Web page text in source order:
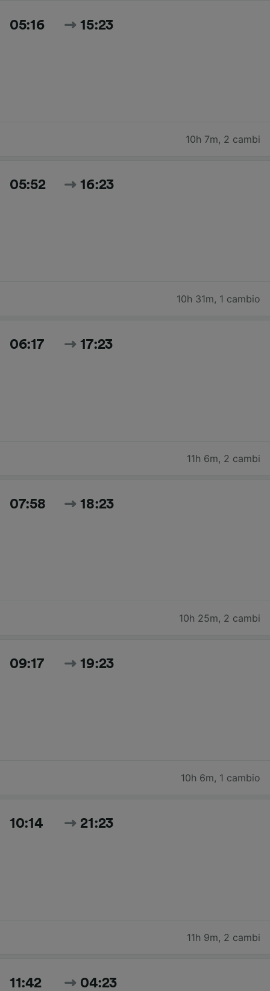
05:16 15:23
10h 7m, 2 cambi
05:52 16:23
10h 31m, 1 cambio
06:17 17:23
11h 6m, 2 cambi
07:58 18:23
10h 25m, 2 cambi
09:17 19:23
10h 6m, 1 cambio
10:14 21:23
11h 9m, 2 cambi
11:42 04:23